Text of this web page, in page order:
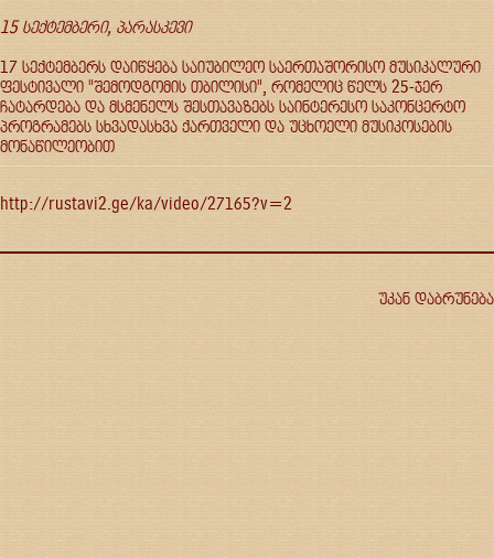
15 სექტემბერი, პარასკევი
17 სექტემბერს დაიწყება საიუბილეო საერთაშორისო მუსიკალური
ფესტივალი "შემოდგომის თბილისი", რომელიც წელს 25-ჯერ
ჩატარდება და მსმენელს შესთავაზებს საინტერესო საკონცერტო
პროგრამებს სხვადასხვა ქართველი და უცხოელი მუსიკოსების
მონაწილეობით
http://rustavi2.ge/ka/video/27165?v=2
უკან დაბრუნება